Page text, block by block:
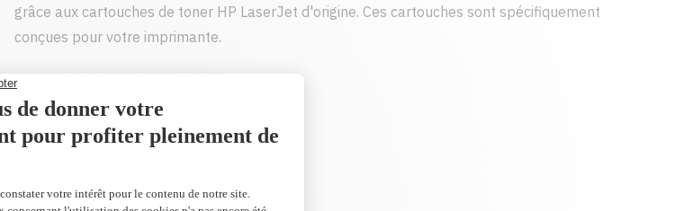
grâce aux cartouches de toner HP LaserJet d'origine. Ces cartouches sont spécifiquement
conçues pour votre imprimante.
141,99 $
AJOUTER AU PANIER